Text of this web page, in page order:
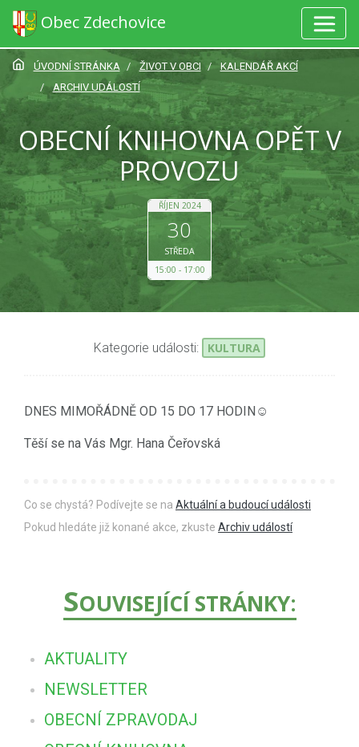
Obec Zdechovice
ÚVODNÍ STRÁNKA ŽIVOT V OBCI
KALENDÁŘ AKCÍ
ARCHIV UDÁLOSTÍ
OBECNÍ KNIHOVNA OPĚT V
PROVOZU
ŘÍJEN 2024
30
STŘEDA
15:00
17:00
Kategorie události: KULTURA
DNES MIMOŘÁDNĚ OD 15 DO 17 HODIN☺
Těší se na Vás Mgr. Hana Čeřovská
Co se chystá? Podívejte se na Aktuální a budoucí události
Pokud hledáte již konané akce, zkuste Archiv událostí
SOUVISEJÍCÍ STRÁNKY:
AKTUALITY
NEWSLETTER
OBECNÍ ZPRAVODAJ